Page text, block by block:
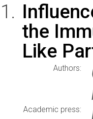
the
Like
Authors:
Academic press: